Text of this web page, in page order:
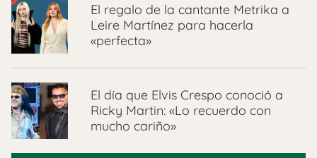
El regalo de la cantante Metrika a
Leire Martínez para hacerla
«perfecta»
El día que Elvis Crespo conoció a
Ricky Martin: «Lo recuerdo con
mucho cariño»